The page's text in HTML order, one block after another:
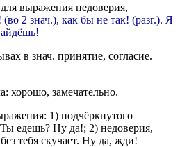
для выражения недоверия,
(во 2 знач.), как бы не так! (разг.). Я
в знач. принятие, согласие.
хорошо, замечательно.
1) подчёркнутого
Ты едешь? Ну да!; 2) недоверия,
тебя скучает. Ну да, жди!